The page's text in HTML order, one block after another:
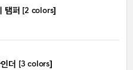
탬퍼 [2 colors]
더 [3 colors]